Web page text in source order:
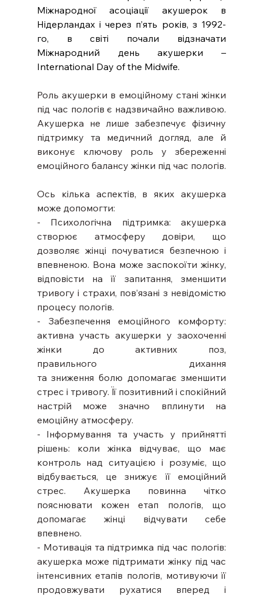
Міжнародної асоціації акушерок в
Нідерландах і через п’ять років, з 1992-
го, в світі почали відзначати
Міжнародний день акушерки –
International Day of the Midwife.
Роль акушерки в емоційному стані жінки
під час пологів є надзвичайно важливою.
Акушерка не лише забезпечує фізичну
підтримку та медичний догляд, але й
виконує ключову роль у збереженні
емоційного балансу жінки під час пологів.
Ось кілька аспектів, в яких акушерка
може допомогти:
- Психологічна підтримка: акушерка
створює атмосферу довіри, що
дозволяє жінці почуватися безпечною і
впевненою. Вона може заспокоїти жінку,
відповісти на її запитання, зменшити
тривогу і страхи, пов’язані з невідомістю
процесу пологів.
- Забезпечення емоційного комфорту:
активна участь акушерки у заохоченні
жінки до активних поз,
правильного дихання
та зниження болю допомагає зменшити
стрес і тривогу. Її позитивний і спокійний
настрій може значно вплинути на
емоційну атмосферу.
- Інформування та участь у прийнятті
рішень: коли жінка відчуває, що має
контроль над ситуацією і розуміє, що
відбувається, це знижує її емоційний
стрес. Акушерка повинна чітко
пояснювати кожен етап пологів, що
допомагає жінці відчувати себе
впевнено.
- Мотивація та підтримка під час пологів:
акушерка може підтримати жінку під час
інтенсивних етапів пологів, мотивуючи її
продовжувати рухатися вперед і